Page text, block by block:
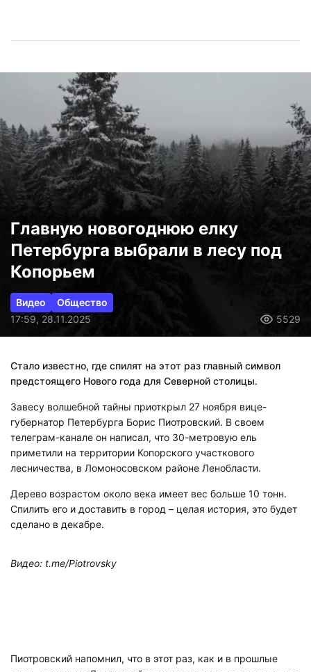
Главную новогоднюю елку
Петербурга выбрали в лесу под
Копорьем
Видео
Общество
17:59, 28.11.2025
5529
Стало известно, где спилят на этот раз главный символ
предстоящего Нового года для Северной столицы.
Завесу волшебной тайны приоткрыл 27 ноября вице-
губернатор Петербурга Борис Пиотровский. В своем
телеграм-канале он написал, что 30-метровую ель
приметили на территории Копорского участкового
лесничества, в Ломоносовском районе Ленобласти.
Дерево возрастом около века имеет вес больше 10 тонн.
Спилить его и доставить в город – целая история, это будет
сделано в декабре.
Видео: t.me/Piotrovsky
Пиотровский напомнил, что в этот раз, как и в прошлые